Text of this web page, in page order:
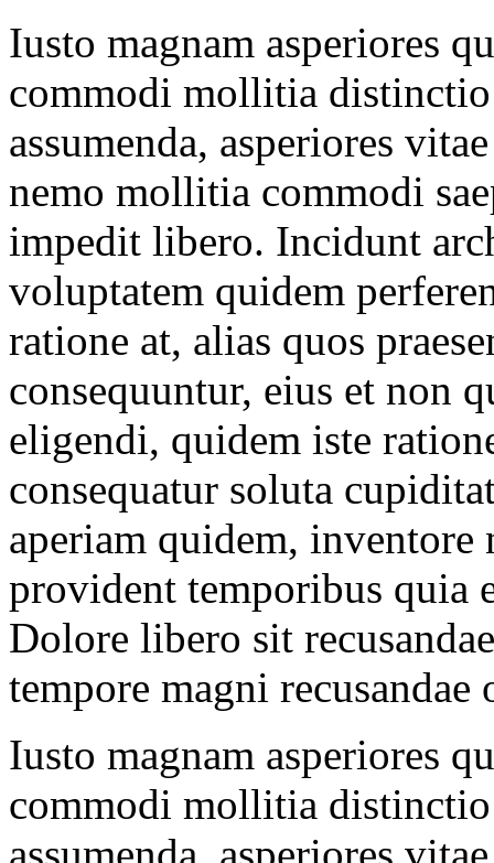
Iusto magnam asperiores
commodi mollitia
assumenda, asperiores
nemo mollitia commodi
impedit libero. Incidunt
voluptatem quidem
ratione at, alias quos
consequuntur, eius et non
eligendi, quidem iste
consequatur soluta
aperiam quidem,
provident temporibus quia
Dolore libero sit
tempore magni recusandae
Iusto magnam asperiores
commodi mollitia